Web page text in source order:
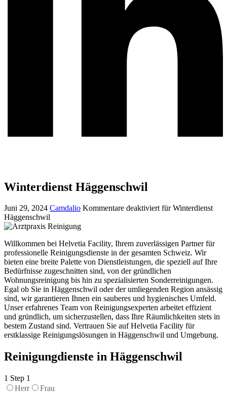
Winterdienst Häggenschwil
Juni 29, 2024 Camdalio Kommentare deaktiviertfür Winterdienst
Häggenschwil
Willkommen bei Helvetia Facility, Ihrem zuverlässigen Partner für
professionelle Reinigungsdienste in der gesamten Schweiz. Wir
bieten eine breite Palette von Dienstleistungen, die speziell auf Ihre
Bedürfnisse zugeschnitten sind, von der gründlichen
Wohnungsreinigung bis hin zu spezialisierten Sonderreinigungen.
Egal ob Sie in Häggenschwil oder der umliegenden Region ansässig
sind, wir garantieren Ihnen ein sauberes und hygienisches Umfeld.
Unser erfahrenes Team von Reinigungsexperten arbeitet effizient
und gründlich, um sicherzustellen, dass Ihre Räumlichkeiten stets in
bestem Zustand sind. Vertrauen Sie auf Helvetia Facility für
erstklassige Reinigungslösungen in Häggenschwil und Umgebung.
Reinigungdienste in Häggenschwil
1 Step 1
Herr
Frau